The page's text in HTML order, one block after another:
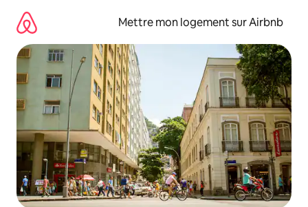
directement
contenu
Mettre mon logement sur Airbnb